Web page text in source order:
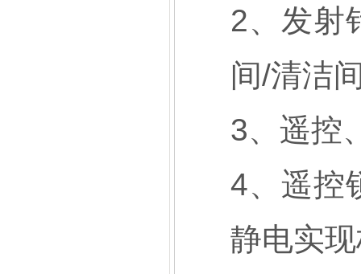
2、发射
间/清洁
3、遥控
4、遥控
静电实